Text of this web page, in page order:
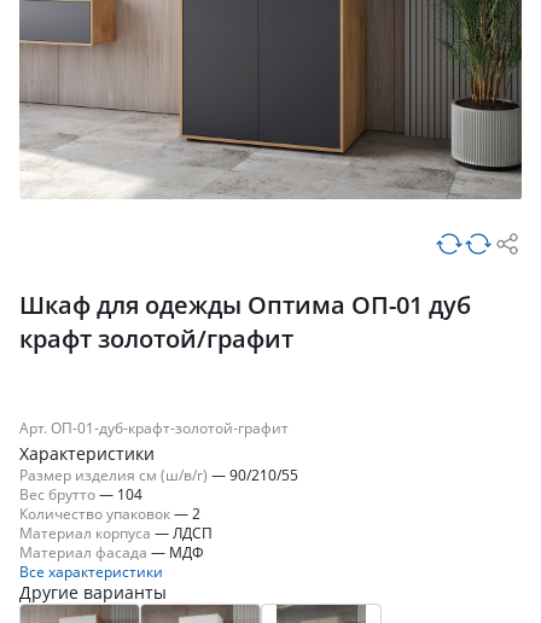
Шкаф для одежды Оптима ОП-01 дуб
крафт золотой/графит
Арт. ОП-01-дуб-крафт-золотой-графит
Характеристики
Размер изделия см (ш/в/г) —90/210/55
Вес брутто— 104
Количество упаковок— 2
Материал корпуса — ЛДСП
Материал фасада — МДФ
Все характеристики
Другие варианты